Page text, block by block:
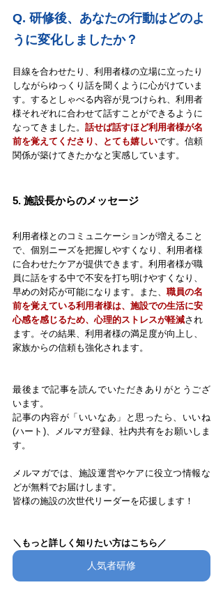
Q. 研修後、あなたの行動はどのよ
うに変化しましたか？
目線を合わせたり、利用者様の立場に立ったり
しながらゆっくり話を聞くように心がけていま
す。するとしゃべる内容が見つけられ、利用者
様それぞれに合わせて話すことができるように
なってきました。 話せば話すほど利用者様が名
前を覚えてくださり、とても嬉しいです。信頼
関係が築けてきたかなと実感しています。
5. 施設長からのメッセージ
利用者様とのコミュニケーションが増えること
で、個別ニーズを把握しやすくなり、利用者様
に合わせたケアが提供できます。利用者様が職
員に話をする中で不安を打ち明けやすくなり、
早めの対応が可能になります。また、 職員の名
前を覚えている利用者様は、施設での生活に安
心感を感じるため、心理的ストレスが軽減され
ます。その結果、利用者様の満足度が向上し、
家族からの信頼も強化されます。
最後まで記事を読んでいただきありがとうござ
います。
記事の内容が「いいなあ」と思ったら、いいね
(ハート)、メルマガ登録、社内共有をお願いしま
す。
メルマガでは、施設運営やケアに役立つ情報な
どが無料でお届けします。
皆様の施設の次世代リーダーを応援します！
＼もっと詳しく知りたい方はこちら／
人気者研修